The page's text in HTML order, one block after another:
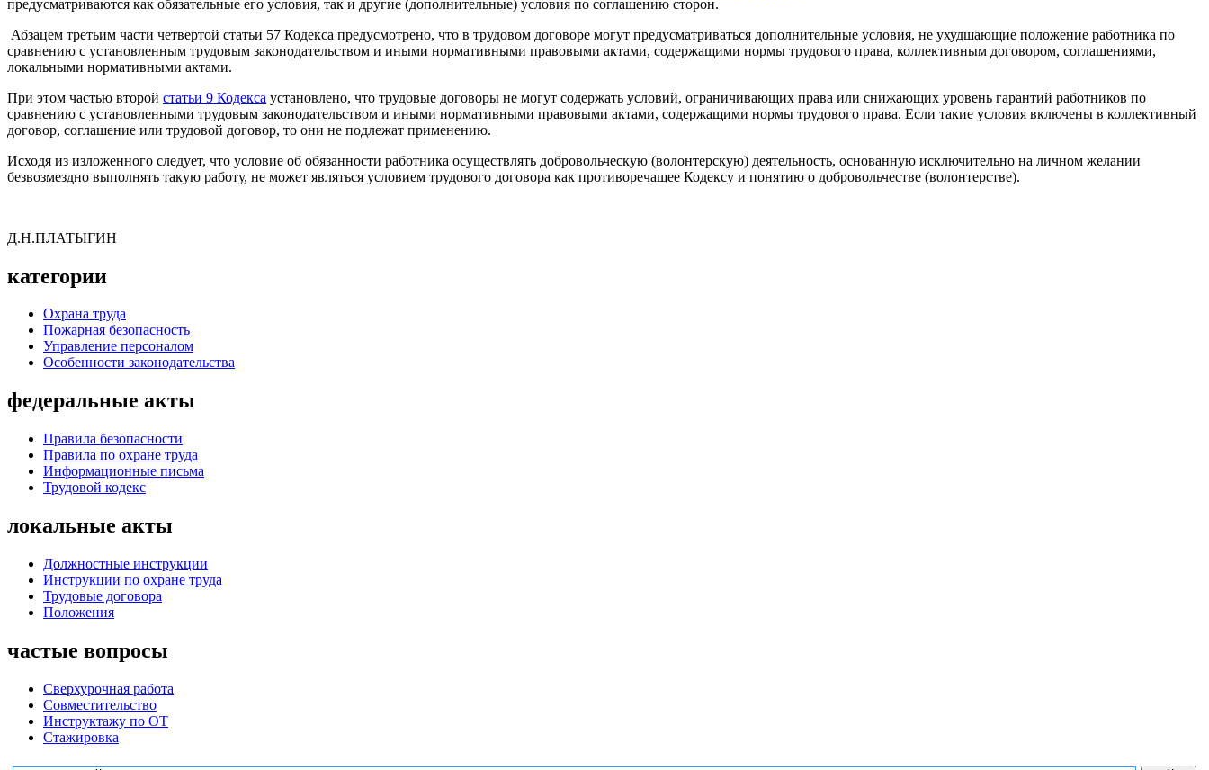
предусматриваются как обязательные его условия, так и другие (дополнительные) условия по соглашению сторон.
Абзацем третьим части четвертой статьи 57 Кодекса предусмотрено, что в трудовом договоре могут предусматриваться дополнительные условия, не ухудшающие положение работника по
сравнению с установленным трудовым законодательством и иными нормативными правовыми актами, содержащими нормы трудового права, коллективным договором, соглашениями,
локальными нормативными актами.
При этом частью второй статьи 9 Кодекса установлено, что трудовые договоры не могут содержать условий, ограничивающих права или снижающих уровень гарантий работников по
сравнению с установленными трудовым законодательством и иными нормативными правовыми актами, содержащими нормы трудового права. Если такие условия включены в коллективный
договор, соглашение или трудовой договор, то они не подлежат применению.
Исходя из изложенного следует, что условие об обязанности работника осуществлять добровольческую (волонтерскую) деятельность, основанную исключительно на личном желании
безвозмездно выполнять такую работу, не может являться условием трудового договора как противоречащее Кодексу и понятию о добровольчестве (волонтерстве).
Д.Н.ПЛАТЫГИН
категории
Охрана труда
Пожарная безопасность
Управление персоналом
Особенности законодательства
федеральные акты
Правила безопасности
Правила по охране труда
Информационные письма
Трудовой кодекс
локальные акты
Должностные инструкции
Инструкции по охране труда
Трудовые договора
Положения
частые вопросы
Сверхурочная работа
Совместительство
Инструктажу по ОТ
Стажировка